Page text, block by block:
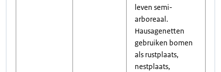
leven semi-
arboreaal.
Hausagenetten
gebruiken bomen
als rustplaats,
nestplaats,